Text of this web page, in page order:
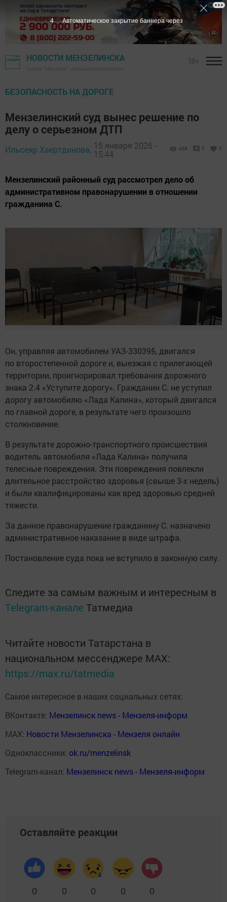
НОВОСТИ МЕНЗЕЛИНСКА
БЕЗОПАСНОСТЬ НА ДОРОГЕ
Мензелинский суд вынес решение по
делу о серьезном ДТП
Ильсеяр Хаертдинова, 15 января 2026 -
15:44
466 0 0
Мензелинский районный суд рассмотрел дело об
административном правонарушении в отношении
гражданина С.
Он, управляя автомобилем УАЗ-330395, двигался
по второстепенной дороге и, выезжая с прилегающей
территории, проигнорировал требования дорожного
знака 2.4 «Уступите дорогу». Гражданин С. не уступил
дорогу автомобилю «Лада Калина», который двигался
по главной дороге, в результате чего произошло
столкновение.
В результате дорожно-транспортного происшествия
водитель автомобиля «Лада Калина» получила
телесные повреждения. Эти повреждения повлекли
длительное расстройство здоровья (свыше 3-х недель)
и были квалифицированы как вред здоровью средней
тяжести.
За данное правонарушение гражданину С. назначено
административное наказание в виде штрафа.
Постановление суда пока не вступило в законную силу.
Следите за самым важным и интересным в
Telegram-канале Татмедиа
Читайте новости Татарстана в
национальном мессенджере MАХ:
https://max.ru/tatmedia
Самое интересное в наших социальных сетях:
ВКонтакте: Мензелинск news - Мензеля-информ
MAX: Новости Мензелинска - Мензеля онлайн
Одноклассники: ok.ru/menzelinsk
Telegram-канал: Мензелинск news - Мензеля-информ
Оставляйте реакции
0 0 0 0 0
3 Автоматическое закрытие баннера через